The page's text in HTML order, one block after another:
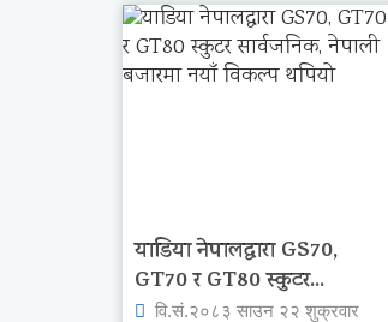
याडिया नेपालद्वारा GS70,
GT70 र GT80 स्कुटर...
वि.सं.२०८३ साउन २२ शुक्रवार